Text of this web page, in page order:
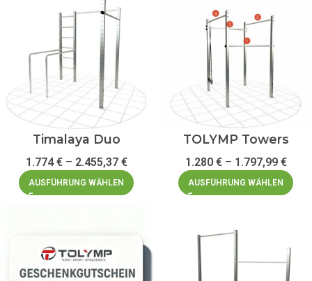
Timalaya Duo
1.774€– 2.455,37 €
AUSFÜHRUNG WÄHLEN
TOLYMP Towers
1.280 €– 1.797,99 €
AUSFÜHRUNG WÄHLEN